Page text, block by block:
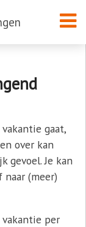
gaat,
over kan
gevoel. Je kan
(meer)
per